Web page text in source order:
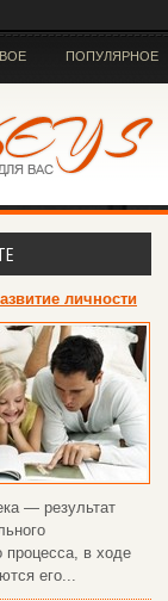
ПОПУЛЯРНОЕ
личности
— результат
процесса, в ходе
его...